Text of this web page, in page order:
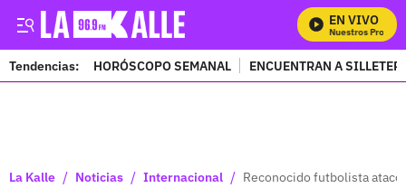
EN VIVO
Mira Todos Nuestros
Tendencias: HORÓSCOPO SEMANAL ENCUENTRAN A
La Kalle / Noticias / Internacional / Reconocido futbolista